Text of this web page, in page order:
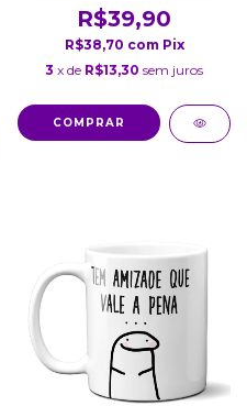
R$39,90
R$38,70 com Pix
3 x de R$13,30 sem juros
COMPRAR